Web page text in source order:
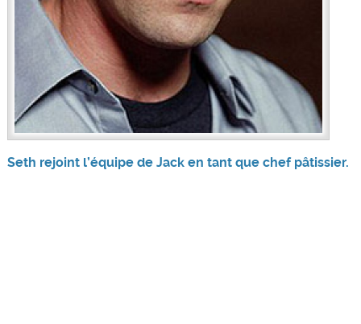
Seth rejoint l’équipe de Jack en tant que chef pâtissier.